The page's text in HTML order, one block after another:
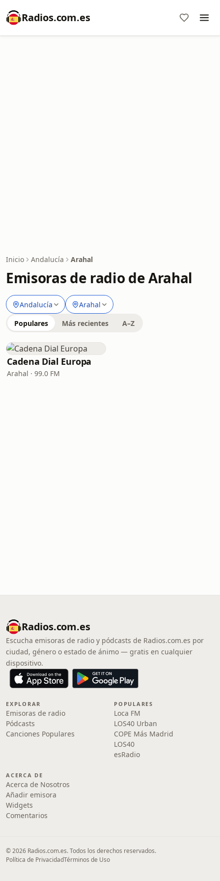
Radios.com.es
Inicio Andalucía Arahal
Emisoras de radio de Arahal
Andalucía Arahal
Populares Más recientes A–Z
Cadena Dial Europa
Arahal · 99.0 FM
Radios.com.es
Escucha emisoras de radio y pódcasts de Radios.com.es por
ciudad, género o estado de ánimo — gratis en cualquier
dispositivo.
EXPLORAR
Emisoras de radio
Pódcasts
Canciones Populares
POPULARES
Loca FM
LOS40 Urban
COPE Más Madrid
LOS40
esRadio
ACERCA DE
Acerca de Nosotros
Añadir emisora
Widgets
Comentarios
© 2026 Radios.com.es. Todos los derechos reservados.
Política de PrivacidadTérminos de Uso